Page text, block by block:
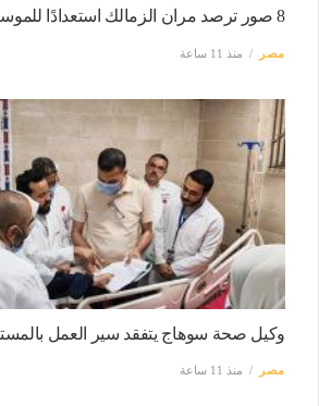
8 صور ترصد مران الزمالك استعدادًا للموسم الجديد
مصر منذ 11 ساعة
وكيل صحة سوهاج يتفقد سير العمل
مصر منذ 11 ساعة